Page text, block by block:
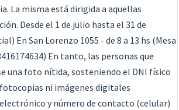
La misma está dirigida a aquellas
Desde el 1 de julio hasta el 31 de
En San Lorenzo 1055 - de 8 a 13 hs (Mesa
En tanto, las personas que
una foto nítida, sosteniendo el DNI físico
ni imágenes digitales
y número de contacto (celular)